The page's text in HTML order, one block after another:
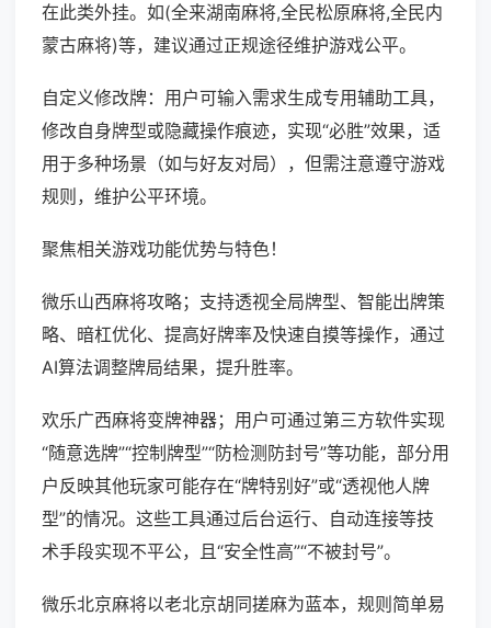
在此类外挂。如(全来湖南麻将,全民松原麻将,全民内
蒙古麻将)等，建议通过正规途径维护游戏公平。
自定义修改牌：用户可输入需求生成专用辅助工具，
修改自身牌型或隐藏操作痕迹，实现“必胜”效果，适
用于多种场景（如与好友对局），但需注意遵守游戏
规则，维护公平环境。
聚焦相关游戏功能优势与特色！
微乐山西麻将攻略；支持透视全局牌型、智能出牌策
略、暗杠优化、提高好牌率及快速自摸等操作，通过
AI算法调整牌局结果，提升胜率。
欢乐广西麻将变牌神器；用户可通过第三方软件实现
“随意选牌”“控制牌型”“防检测防封号”等功能，部分用
户反映其他玩家可能存在“牌特别好”或“透视他人牌
型”的情况。这些工具通过后台运行、自动连接等技
术手段实现不平公，且“安全性高”“不被封号”。
微乐北京麻将以老北京胡同搓麻为蓝本，规则简单易